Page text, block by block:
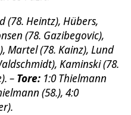
(78. Heintz), Hübers,
(78. Gazibegovic),
Martel (78. Kainz), Lund
Kaminski (78.
– Tore: 1:0 Thielmann
(58.), 4:0